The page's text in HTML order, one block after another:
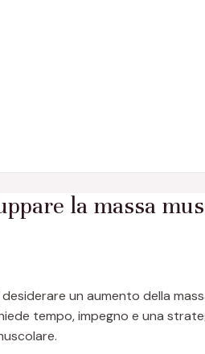
la massa
un aumento della
tempo, impegno e una